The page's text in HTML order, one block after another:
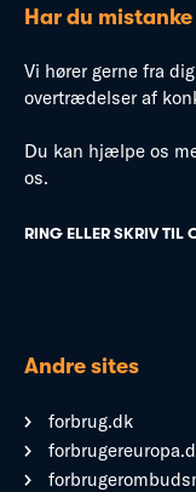
Har du
Vi hører gerne fra
overtrædelser af
Du kan hjælpe os
os.
RING ELLER SKRIV TIL
Andre sites
forbrug.dk